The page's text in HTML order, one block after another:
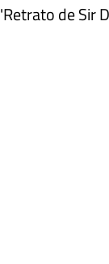
'Retrato de Sir